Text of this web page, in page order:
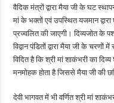
वैदिक मंत्रों द्वारा मैया जी के घट
मां के भक्तों एवं उपस्थित यजमान
प्रज्वलित की जाएगी। दिव्यजोत के
विद्वान पंडितों द्वारा मैया जी के
विदित है कि श्री मां शाकंभरी का
मनमोहक होता है जिससे मैया जी की
देवी भागवत में भी वर्णित श्री मां